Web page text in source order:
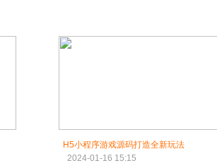
H5小程序游戏源码打造全新玩法
2024-01-16 15:15